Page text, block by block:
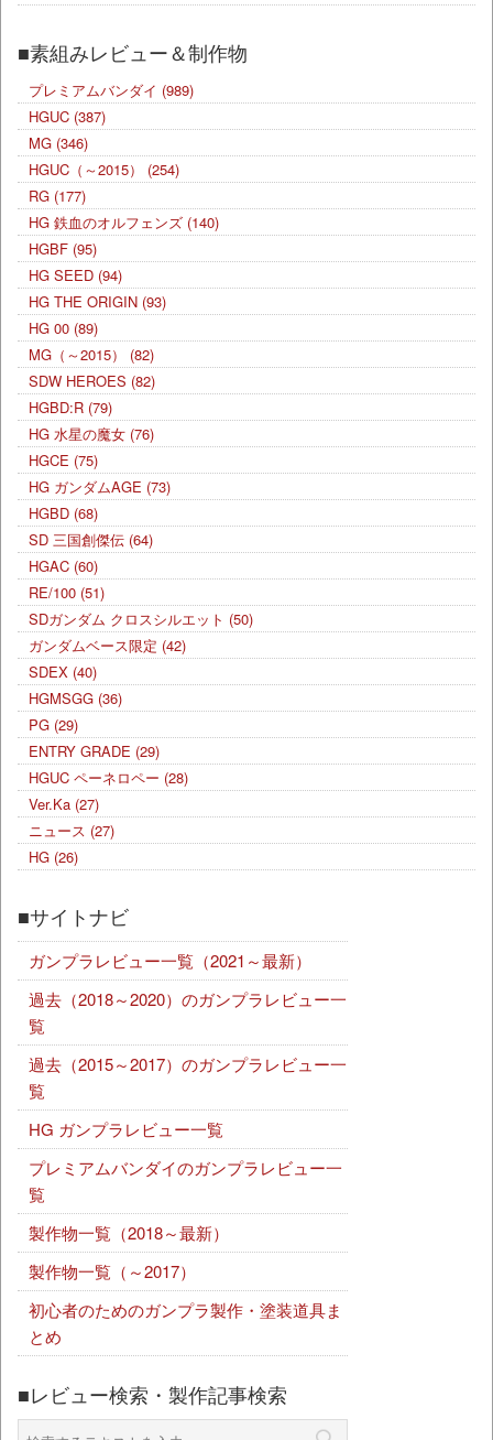
■素組みレビュー＆制作物
プレミアムバンダイ (989)
HGUC (387)
MG (346)
HGUC（～2015）
(254)
RG (177)
HG 鉄血のオルフェンズ (140)
HGBF (95)
HG SEED (94)
HG THE ORIGIN (93)
HG 00 (89)
MG（～2015）
(82)
SDW HEROES (82)
HGBD:R (79)
HG 水星の魔女 (76)
HGCE (75)
HG ガンダムAGE (73)
HGBD (68)
SD 三国創傑伝 (64)
HGAC (60)
RE/100 (51)
SDガンダム クロスシルエット (50)
ガンダムベース限定 (42)
SDEX (40)
HGMSGG (36)
PG (29)
ENTRY GRADE (29)
HGUC ペーネロペー (28)
Ver.Ka (27)
ニュース (27)
HG (26)
■サイトナビ
ガンプラレビュー一覧（2021～最新）
過去（2018～2020）のガンプラレビュー一
覧
過去（2015～2017）のガンプラレビュー一
覧
HG ガンプラレビュー一覧
プレミアムバンダイのガンプラレビュー一
覧
製作物一覧（2018～最新）
製作物一覧（～2017）
初心者のためのガンプラ製作・塗装道具ま
とめ
■レビュー検索・製作記事検索